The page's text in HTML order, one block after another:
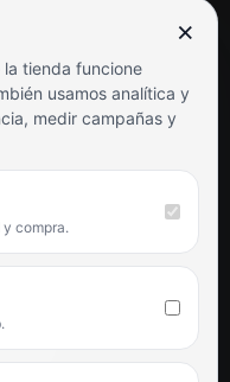
×
tienda funcione
usamos analítica y
medir campañas y
y compra.